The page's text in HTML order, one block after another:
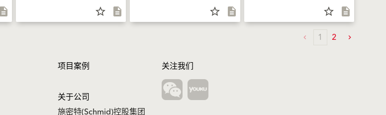
description star_border description star_border description star_border description
1 2
项目案例
关于公司
施密特(Schmid)控股集团
关注我们